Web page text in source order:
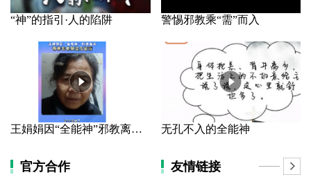
“神”的指引·人的陷阱 警惕邪教乘“需”而入
王娟娟因“全能神”邪教离家 母亲长年哭泣几近盲 无孔不入的全能神
官方合作 友情链接